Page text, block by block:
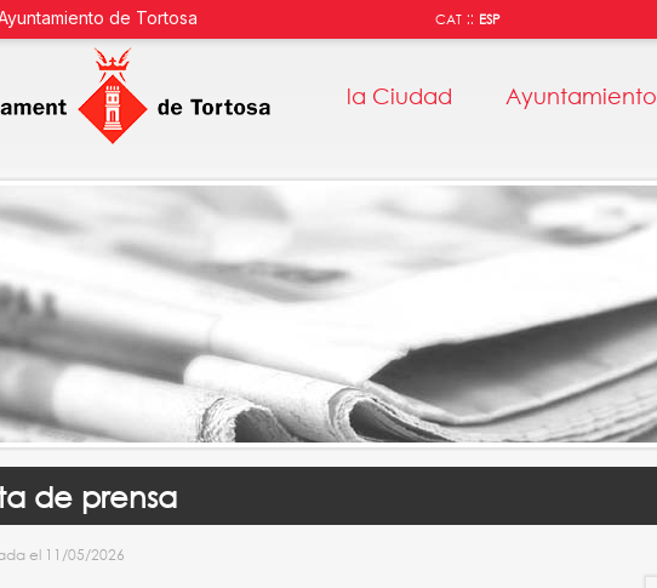
de Tortosa CAT:: ESP
la Ciudad Ayuntamiento
de prensa
el 11/05/2026